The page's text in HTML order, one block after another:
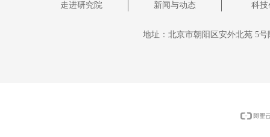
地址： 北京市朝阳区安外北苑 5
走进研究院 新闻与动态 科技